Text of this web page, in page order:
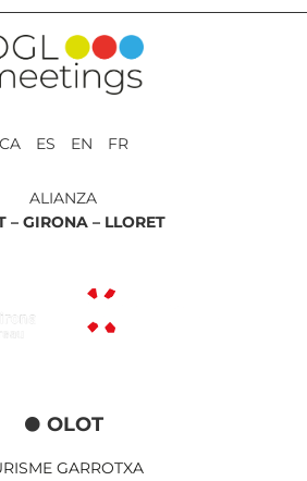
CA ES EN FR
ALIANZA
– GIRONA – LLORET
OLOT
GARROTXA